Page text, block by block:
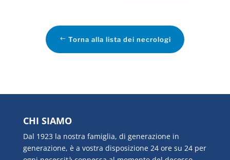
Torna alla lista dei necrologi
CHI SIAMO
Dal 1923 la nostra famiglia, di generazione in
generazione, è a vostra disposizione 24 ore su 24 per